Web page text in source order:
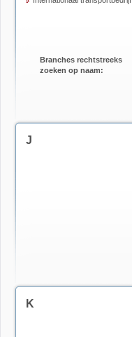
Branches rechtstreeks
zoeken op naam:
J
K